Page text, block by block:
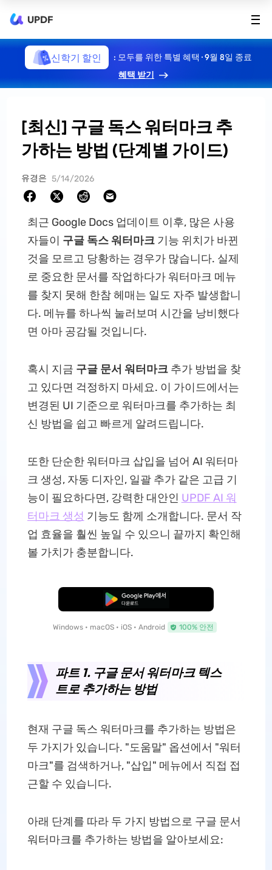
UPDF
신학기 할인
: 모두를 위한 특별 혜택 · 9월 8일 종료
혜택 받기
[최신] 구글 독스 워터마크 추
가하는 방법 (단계별 가이드)
유경은 5/14/2026
최근 Google Docs 업데이트 이후, 많은 사용
자들이 구글 독스 워터마크기능 위치가 바뀐
것을 모르고 당황하는 경우가 많습니다. 실제
로 중요한 문서를 작업하다가 워터마크 메뉴
를 찾지 못해 한참 헤매는 일도 자주 발생합니
다. 메뉴를 하나씩 눌러보며 시간을 낭비했다
면 아마 공감될 것입니다.
혹시 지금 구글 문서 워터마크추가 방법을 찾
고 있다면 걱정하지 마세요. 이 가이드에서는
변경된 UI 기준으로 워터마크를 추가하는 최
신 방법을 쉽고 빠르게 알려드립니다.
또한 단순한 워터마크 삽입을 넘어 AI 워터마
크 생성, 자동 디자인, 일괄 추가 같은 고급 기
능이 필요하다면, 강력한 대안인 UPDF AI 워
터마크 생성 기능도 함께 소개합니다. 문서 작
업 효율을 훨씬 높일 수 있으니 끝까지 확인해
볼 가치가 충분합니다.
무료로 다운로드
Windows • macOS • iOS • Android 100% 안전
파트 1. 구글 문서 워터마크 텍스
트로 추가하는 방법
현재 구글 독스 워터마크를 추가하는 방법은
두 가지가 있습니다. "도움말" 옵션에서 "워터
마크"를 검색하거나, "삽입" 메뉴에서 직접 접
근할 수 있습니다.
아래 단계를 따라 두 가지 방법으로 구글 문서
워터마크를 추가하는 방법을 알아보세요: